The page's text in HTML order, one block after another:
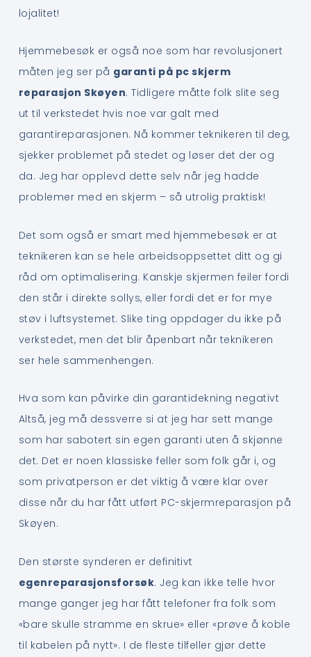
lojalitet!
Hjemmebesøk er også noe som har revolusjonert
måten jeg ser på garanti på pc skjerm
reparasjon Skøyen. Tidligere måtte folk slite seg
ut til verkstedet hvis noe var galt med
garantireparasjonen. Nå kommer teknikeren til deg,
sjekker problemet på stedet og løser det der og
da. Jeg har opplevd dette selv når jeg hadde
problemer med en skjerm – så utrolig praktisk!
Det som også er smart med hjemmebesøk er at
teknikeren kan se hele arbeidsoppsettet ditt og gi
råd om optimalisering. Kanskje skjermen feiler fordi
den står i direkte sollys, eller fordi det er for mye
støv i luftsystemet. Slike ting oppdager du ikke på
verkstedet, men det blir åpenbart når teknikeren
ser hele sammenhengen.
Hva som kan påvirke din garantidekning negativt
Altså, jeg må dessverre si at jeg har sett mange
som har sabotert sin egen garanti uten å skjønne
det. Det er noen klassiske feller som folk går i, og
som privatperson er det viktig å være klar over
disse når du har fått utført PC-skjermreparasjon på
Skøyen.
Den største synderen er definitivt
egenreparasjonsforsøk. Jeg kan ikke telle hvor
mange ganger jeg har fått telefoner fra folk som
«bare skulle stramme en skrue» eller «prøve å koble
til kabelen på nytt». I de fleste tilfeller gjør dette